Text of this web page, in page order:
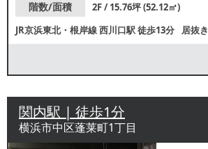
階数/面積
2F / 15.76坪 (52.12㎡)
JR京浜東北・根岸線西川口駅徒歩13分 居抜き
関内駅 | 徒歩1分
横浜市中区蓬莱町1丁目